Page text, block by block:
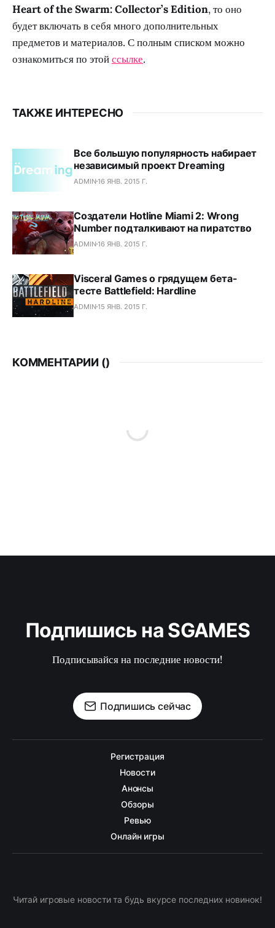
Heart of the Swarm: Collector’s Edition, то оно
будет включать в себя много дополнительных
предметов и материалов. С полным списком можно
ознакомиться по этойссылке.
ТАКЖЕ ИНТЕРЕСНО
Все большую популярность набирает
независимый проект Dreaming
ADMIN16 ЯНВ. 2015 Г.
Создатели Hotline Miami 2: Wrong
Number подталкивают на пиратство
ADMIN16 ЯНВ. 2015 Г.
Visceral Games о грядущем бета-
тесте Battlefield: Hardline
ADMIN15 ЯНВ. 2015 Г.
КОММЕНТАРИИ ()
Подпишись на SGAMES
Подписывайся на последние новости!
Подпишись сейчас
Регистрация
Новости
Анонсы
Обзоры
Ревью
Онлайн игры
Читай игровые новости та будь вкурсе последних новинок!